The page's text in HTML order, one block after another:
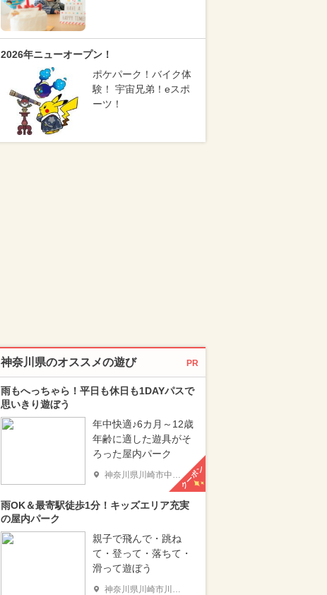
2026年ニューオープン！
ポケパーク！バイク体
験！ 宇宙兄弟！eスポ
ーツ！
神奈川県のオススメの遊び PR
雨もへっちゃら！平日も休日も1DAYパスで
思いきり遊ぼう
年中快適♪6カ月～12歳
年齢に適した遊具がそ
ろった屋内パーク
神奈川県川崎市中原区 クーポン
雨OK＆最寄駅徒歩1分！キッズエリア充実
の屋内パーク
親子で飛んで・跳ね
て・登って・落ちて・
滑って遊ぼう
神奈川県川崎市川崎区